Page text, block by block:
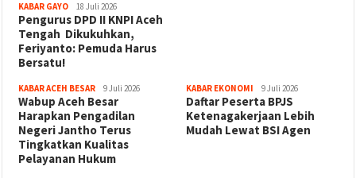
KABAR GAYO 18 Juli 2026
‎Pengurus DPD II KNPI Aceh
Tengah Dikukuhkan,
Feriyanto: Pemuda Harus
Bersatu!
KABAR ACEH BESAR 9 Juli 2026
Wabup Aceh Besar
Harapkan Pengadilan
Negeri Jantho Terus
Tingkatkan Kualitas
Pelayanan Hukum
KABAR EKONOMI 9 Juli 2026
Daftar Peserta BPJS
Ketenagakerjaan Lebih
Mudah Lewat BSI Agen